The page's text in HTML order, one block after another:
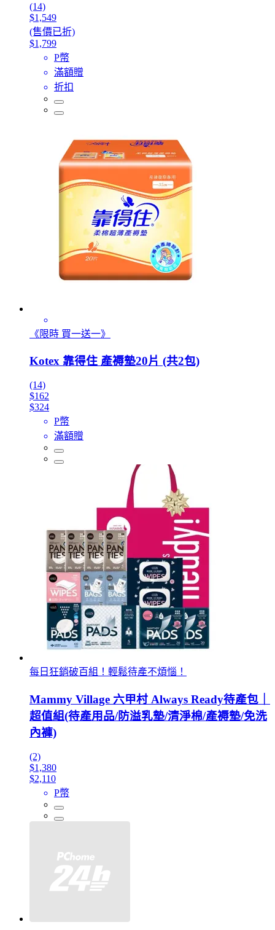
(14)
$1,549
(售價已折)
$1,799
P幣
滿額贈
折扣
《限時 買一送一》
Kotex 靠得住 產褥墊20片 (共2包)
(14)
$162
$324
P幣
滿額贈
每日狂銷破百組！輕鬆待產不煩惱！
Mammy Village 六甲村 Always Ready待產包｜
超值組(待產用品/防溢乳墊/清淨棉/產褥墊/免洗
內褲)
(2)
$1,380
$2,110
P幣